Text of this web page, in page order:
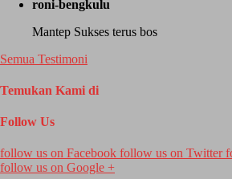
roni-bengkulu
Mantep Sukses terus bos
Semua Testimoni
Temukan Kami di
Follow Us
follow us on Facebook follow us on Twitter
follow us on Google +